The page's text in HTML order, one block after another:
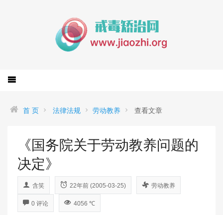
首 页 法律法规 劳动教养 查看文章
《国务院关于劳动教养问题的
决定》
含笑 22年前 (2005-03-25) 劳动教养
0 评论 4056 ℃